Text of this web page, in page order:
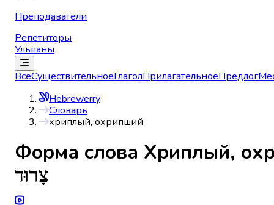
Преподаватели
Репетиторы
Ульпаны
ВсеСуществительноеГлаголПрилагательноеПредлог
Hebrewerry
Словарь
хриплый, охрипший
Форма слова Хриплый,
צָרוּד